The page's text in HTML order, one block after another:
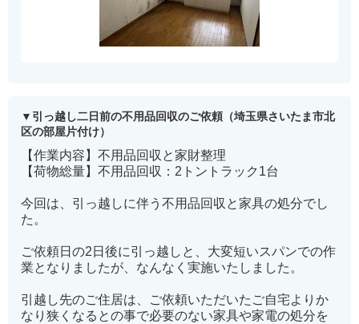
引っ越し二日前の不用品回収のご依頼（埼玉県さいたま市北
区の部屋片付け）
【作業内容】不用品回収と家財整理
【荷物総量】不用品回収：2トントラック1台
今回は、引っ越しに伴う不用品回収と家具の処分でし
た。
ご依頼日の2日後に引っ越しと、大変短いスパンでの作
業となりましたが、なんなく実施いたしました。
引越し先のご住居は、ご依頼いただいたご自宅よりか
なり狭くなるとの事で必要のない家具や家電の処分を